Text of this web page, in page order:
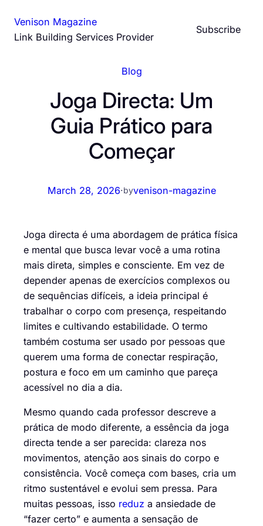
content
Venison Magazine
Link Building Services Provider
Subscribe
Blog
Joga Directa: Um
Guia Prático para
Começar
March 28, 2026·byvenison-magazine
Joga directa é uma abordagem de prática física
e mental que busca levar você a uma rotina
mais direta, simples e consciente. Em vez de
depender apenas de exercícios complexos ou
de sequências difíceis, a ideia principal é
trabalhar o corpo com presença, respeitando
limites e cultivando estabilidade. O termo
também costuma ser usado por pessoas que
querem uma forma de conectar respiração,
postura e foco em um caminho que pareça
acessível no dia a dia.
Mesmo quando cada professor descreve a
prática de modo diferente, a essência da joga
directa tende a ser parecida: clareza nos
movimentos, atenção aos sinais do corpo e
consistência. Você começa com bases, cria um
ritmo sustentável e evolui sem pressa. Para
muitas pessoas, isso reduz a ansiedade de
“fazer certo” e aumenta a sensação de